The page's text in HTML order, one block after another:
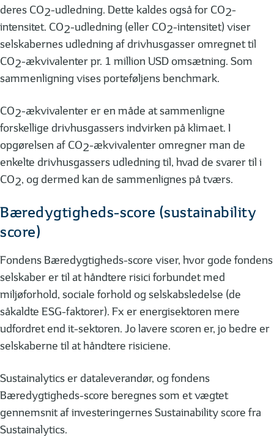
deres CO2-udledning. Dette kaldes også for CO2-
intensitet. CO2-udledning (eller CO2-intensitet) viser
selskabernes udledning af drivhusgasser omregnet til
CO2-ækvivalenter pr. 1 million USD omsætning. Som
sammenligning vises porteføljens benchmark.
CO2-ækvivalenter er en måde at sammenligne
forskellige drivhusgassers indvirken på klimaet. I
opgørelsen af CO2-ækvivalenter omregner man de
enkelte drivhusgassers udledning til, hvad de svarer til i
CO2, og dermed kan de sammenlignes på tværs.
Bæredygtigheds-score (sustainability
score)
Fondens Bæredygtigheds-score viser, hvor gode fondens
selskaber er til at håndtere risici forbundet med
miljøforhold, sociale forhold og selskabsledelse (de
såkaldte ESG-faktorer). Fx er energisektoren mere
udfordret end it-sektoren. Jo lavere scoren er, jo bedre er
selskaberne til at håndtere risiciene.
Sustainalytics er dataleverandør, og fondens
Bæredygtigheds-score beregnes som et vægtet
gennemsnit af investeringernes Sustainability score fra
Sustainalytics.